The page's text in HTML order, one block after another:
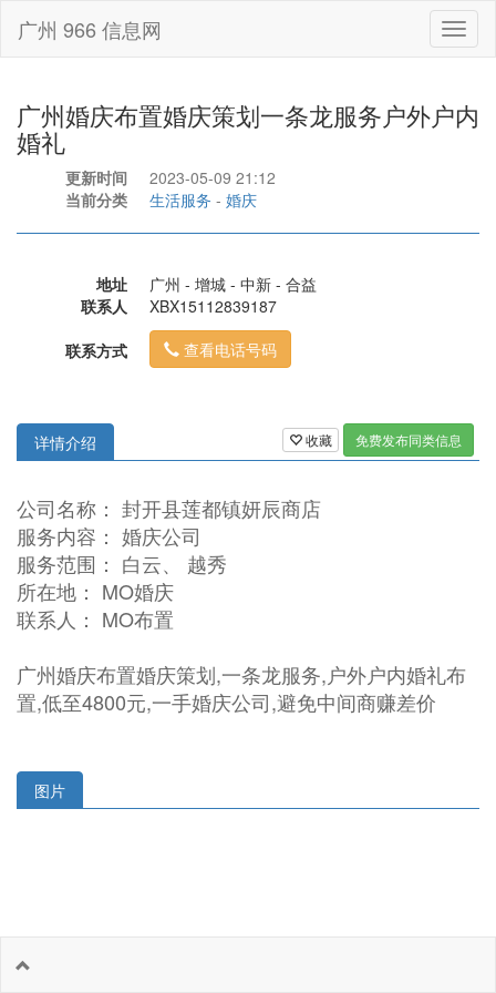
广州 966 信息网
广州婚庆布置婚庆策划一条龙服务户外户内
婚礼
更新时间
2023-05-09 21:12
当前分类
生活服务 - 婚庆
地址
广州 - 增城 - 中新 - 合益
联系人
XBX15112839187
联系方式
查看电话号码
收藏 免费发布同类信息
详情介绍
公司名称： 封开县莲都镇妍辰商店
服务内容： 婚庆公司
服务范围： 白云、 越秀
所在地： MO婚庆
联系人： MO布置
广州婚庆布置婚庆策划,一条龙服务,户外户内婚礼布
置,低至4800元,一手婚庆公司,避免中间商赚差价
图片